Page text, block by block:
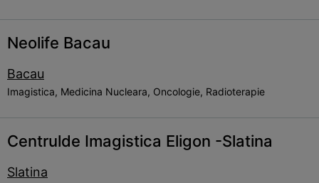
Neolife Bacau
Bacau
Imagistica, Medicina Nucleara, Oncologie, Radioterapie
Centrulde Imagistica Eligon -Slatina
Slatina